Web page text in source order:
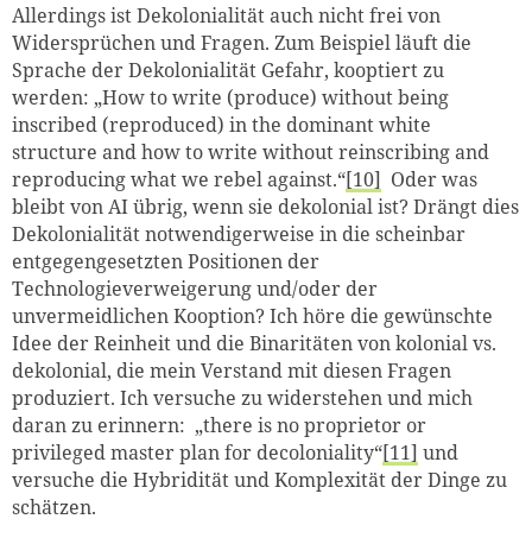
Allerdings ist Dekolonialität auch nicht frei von
Widersprüchen und Fragen. Zum Beispiel läuft die
Sprache der Dekolonialität Gefahr, kooptiert zu
werden: „How to write (produce) without being
inscribed (reproduced) in the dominant white
structure and how to write without reinscribing and
reproducing what we rebel against.“[10] Oder was
bleibt von AI übrig, wenn sie dekolonial ist? Drängt dies
Dekolonialität notwendigerweise in die scheinbar
entgegengesetzten Positionen der
Technologieverweigerung und/oder der
unvermeidlichen Kooption? Ich höre die gewünschte
Idee der Reinheit und die Binaritäten von kolonial vs.
dekolonial, die mein Verstand mit diesen Fragen
produziert. Ich versuche zu widerstehen und mich
daran zu erinnern: „there is no proprietor or
privileged master plan for decoloniality“[11] und
versuche die Hybridität und Komplexität der Dinge zu
schätzen.